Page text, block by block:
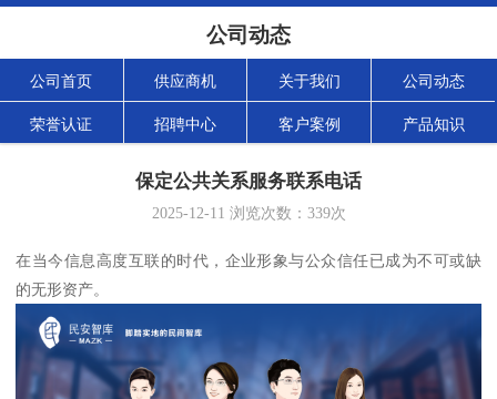
公司动态
公司首页 供应商机 关于我们 公司动态
荣誉认证 招聘中心 客户案例 产品知识
保定公共关系服务联系电话
2025-12-11 浏览次数： 339次
在当今信息高度互联的时代，企业形象与公众信任已成为不可或缺
的无形资产。